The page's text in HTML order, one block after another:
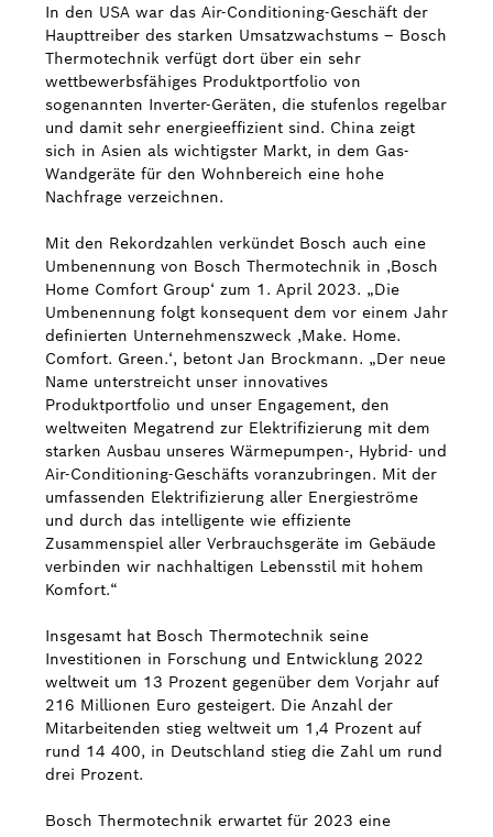
In den USA war das Air-Conditioning-Geschäft der
Haupttreiber des starken Umsatzwachstums – Bosch
Thermotechnik verfügt dort über ein sehr
wettbewerbsfähiges Produktportfolio von
sogenannten Inverter-Geräten, die stufenlos regelbar
und damit sehr energieeffizient sind. China zeigt
sich in Asien als wichtigster Markt, in dem Gas-
Wandgeräte für den Wohnbereich eine hohe
Nachfrage verzeichnen.
Mit den Rekordzahlen verkündet Bosch auch eine
Umbenennung von Bosch Thermotechnik in ‚Bosch
Home Comfort Group‘ zum 1. April 2023. „Die
Umbenennung folgt konsequent dem vor einem Jahr
definierten Unternehmenszweck ‚Make. Home.
Comfort. Green.‘, betont Jan Brockmann. „Der neue
Name unterstreicht unser innovatives
Produktportfolio und unser Engagement, den
weltweiten Megatrend zur Elektrifizierung mit dem
starken Ausbau unseres Wärmepumpen-, Hybrid- und
Air-Conditioning-Geschäfts voranzubringen. Mit der
umfassenden Elektrifizierung aller Energieströme
und durch das intelligente wie effiziente
Zusammenspiel aller Verbrauchsgeräte im Gebäude
verbinden wir nachhaltigen Lebensstil mit hohem
Komfort.“
Insgesamt hat Bosch Thermotechnik seine
Investitionen in Forschung und Entwicklung 2022
weltweit um 13 Prozent gegenüber dem Vorjahr auf
216 Millionen Euro gesteigert. Die Anzahl der
Mitarbeitenden stieg weltweit um 1,4 Prozent auf
rund 14 400, in Deutschland stieg die Zahl um rund
drei Prozent.
Bosch Thermotechnik erwartet für 2023 eine